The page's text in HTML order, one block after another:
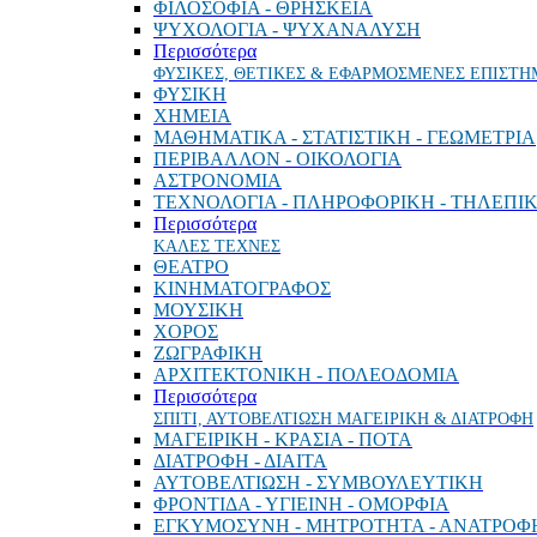
ΦΙΛΟΣΟΦΙΑ - ΘΡΗΣΚΕΙΑ
ΨΥΧΟΛΟΓΙΑ - ΨΥΧΑΝΑΛΥΣΗ
Περισσότερα
ΦΥΣΙΚΕΣ, ΘΕΤΙΚΕΣ & ΕΦΑΡΜΟΣΜΕΝΕΣ
ΦΥΣΙΚΗ
ΧΗΜΕΙΑ
ΜΑΘΗΜΑΤΙΚΑ - ΣΤΑΤΙΣΤΙΚΗ - ΓΕΩΜΕΤΡΙΑ
ΠΕΡΙΒΑΛΛΟΝ - ΟΙΚΟΛΟΓΙΑ
ΑΣΤΡΟΝΟΜΙΑ
ΤΕΧΝΟΛΟΓΙΑ - ΠΛΗΡΟΦΟΡΙΚΗ -
Περισσότερα
ΚΑΛΕΣ ΤΕΧΝΕΣ
ΘΕΑΤΡΟ
ΚΙΝΗΜΑΤΟΓΡΑΦΟΣ
ΜΟΥΣΙΚΗ
ΧΟΡΟΣ
ΖΩΓΡΑΦΙΚΗ
ΑΡΧΙΤΕΚΤΟΝΙΚΗ - ΠΟΛΕΟΔΟΜΙΑ
Περισσότερα
ΣΠΙΤΙ, ΑΥΤΟΒΕΛΤΙΩΣΗ ΜΑΓΕΙΡΙΚΗ & ΔΙΑΤΡΟΦΗ
ΜΑΓΕΙΡΙΚΗ - ΚΡΑΣΙΑ - ΠΟΤΑ
ΔΙΑΤΡΟΦΗ - ΔΙΑΙΤΑ
ΑΥΤΟΒΕΛΤΙΩΣΗ - ΣΥΜΒΟΥΛΕΥΤΙΚΗ
ΦΡΟΝΤΙΔΑ - ΥΓΙΕΙΝΗ - ΟΜΟΡΦΙΑ
ΕΓΚΥΜΟΣΥΝΗ - ΜΗΤΡΟΤΗΤΑ -